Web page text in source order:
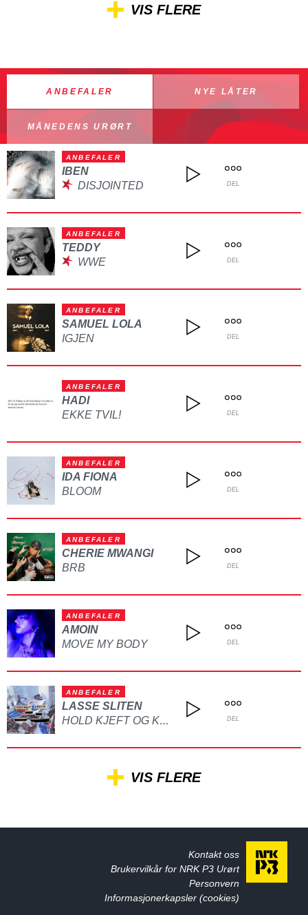
VIS FLERE
ANBEFALER NYE LÅTER
MÅNEDENS URØRT
ANBEFALER
IBEN
DISJOINTED
DEL
ANBEFALER
TEDDY
WWE
DEL
ANBEFALER
SAMUEL LOLA
IGJEN
DEL
ANBEFALER
HADI
EKKE TVIL!
DEL
ANBEFALER
IDA FIONA
BLOOM
DEL
ANBEFALER
CHERIE MWANGI
BRB
DEL
ANBEFALER
AMOIN
MOVE MY BODY
DEL
ANBEFALER
LASSE SLITEN
HOLD KJEFT OG KYSS MEG DEL
VIS FLERE
Kontakt oss
Brukervilkår for NRK P3 Urørt
Personvern
Informasjonerkapsler (cookies)